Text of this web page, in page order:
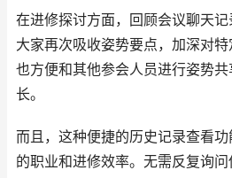
在进修探讨方面，回顾会议聊天
大家再次吸收姿势要点，加深对特
也方便和其他参会人员进行姿势
长。
而且，这种便捷的历史记录查看
的职业和进修效率。无需反复询